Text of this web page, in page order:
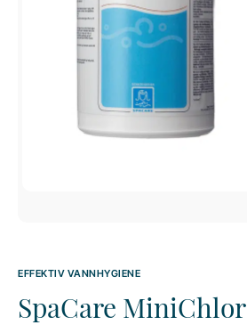
EFFEKTIV VANNHYGIENE
SpaCare MiniChlor